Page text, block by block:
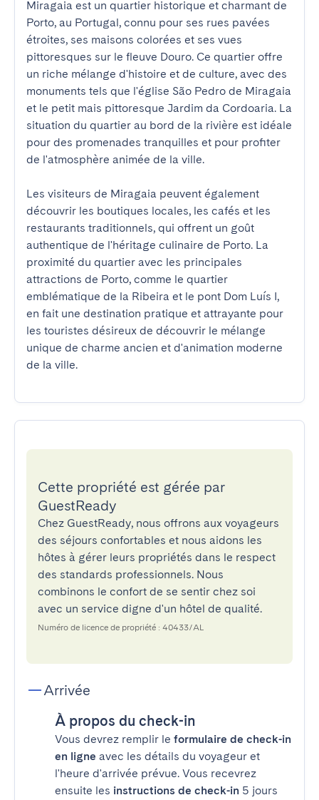
Miragaia est un quartier historique et charmant de
Porto, au Portugal, connu pour ses rues pavées
étroites, ses maisons colorées et ses vues
pittoresques sur le fleuve Douro. Ce quartier offre
un riche mélange d'histoire et de culture, avec des
monuments tels que l'église São Pedro de Miragaia
et le petit mais pittoresque Jardim da Cordoaria. La
situation du quartier au bord de la rivière est idéale
pour des promenades tranquilles et pour profiter
de l'atmosphère animée de la ville.
Les visiteurs de Miragaia peuvent également
découvrir les boutiques locales, les cafés et les
restaurants traditionnels, qui offrent un goût
authentique de l'héritage culinaire de Porto. La
proximité du quartier avec les principales
attractions de Porto, comme le quartier
emblématique de la Ribeira et le pont Dom Luís I,
en fait une destination pratique et attrayante pour
les touristes désireux de découvrir le mélange
unique de charme ancien et d'animation moderne
de la ville.
Cette propriété est gérée par
GuestReady
Chez GuestReady, nous offrons aux voyageurs
des séjours confortables et nous aidons les
hôtes à gérer leurs propriétés dans le respect
des standards professionnels. Nous
combinons le confort de se sentir chez soi
avec un service digne d'un hôtel de qualité.
Numéro de licence de propriété : 40433/AL
Arrivée
À propos du check-in
Vous devrez remplir le formulaire de check-in
en ligne avec les détails du voyageur et
l'heure d'arrivée prévue. Vous recevrez
ensuite les instructions de check-in 5 jours